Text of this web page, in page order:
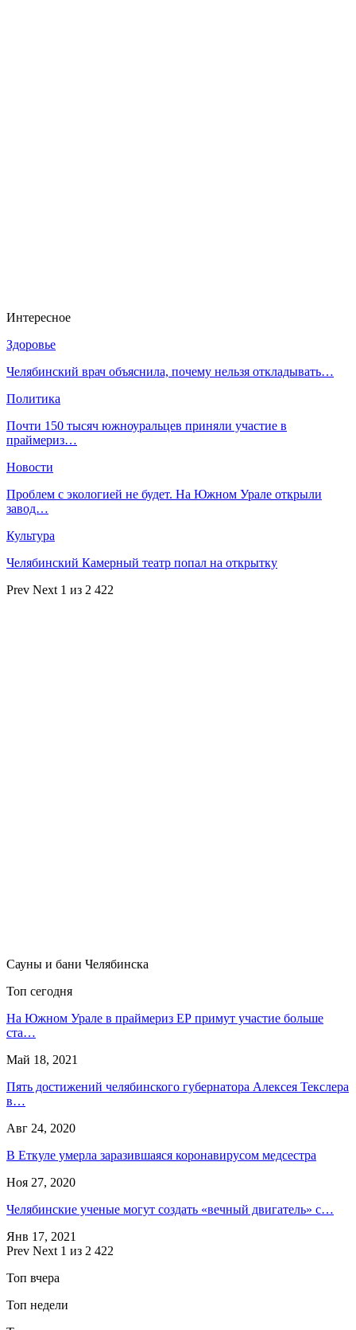
Интересное
Здоровье
Челябинский врач объяснила, почему нельзя откладывать…
Политика
Почти 150 тысяч южноуральцев приняли участие в
праймериз…
Новости
Проблем с экологией не будет. На Южном Урале открыли
завод…
Культура
Челябинский Камерный театр попал на открытку
Prev Next 1 из 2 422
Сауны и бани Челябинска
Топ сегодня
На Южном Урале в праймериз ЕР примут участие больше
ста…
Май 18, 2021
Пять достижений челябинского губернатора Алексея Текслера
в…
Авг 24, 2020
В Еткуле умерла заразившаяся коронавирусом медсестра
Ноя 27, 2020
Челябинские ученые могут создать «вечный двигатель» с…
Янв 17, 2021
Prev Next 1 из 2 422
Топ вчера
Топ недели